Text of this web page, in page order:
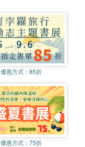
優惠方式： 85折
優惠方式： 75折